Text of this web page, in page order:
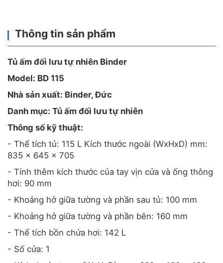
Thông tin sản phẩm
Tủ ấm đối lưu tự nhiên Binder
Model: BD 115
Nhà sản xuất: Binder, Đức
Danh mục: Tủ ấm đối lưu tự nhiên
Thông số kỹ thuật:
- Thể tích tủ: 115 L Kích thước ngoài (WxHxD) mm:
835 x 645 x 705
- Tính thêm kích thước của tay vịn cửa và ống thông
hơi: 90 mm
- Khoảng hở giữa tường và phần sau tủ: 100 mm
- Khoảng hở giữa tường và phần bên: 160 mm
- Thể tích bồn chứa hơi: 142 L
- Số cửa: 1